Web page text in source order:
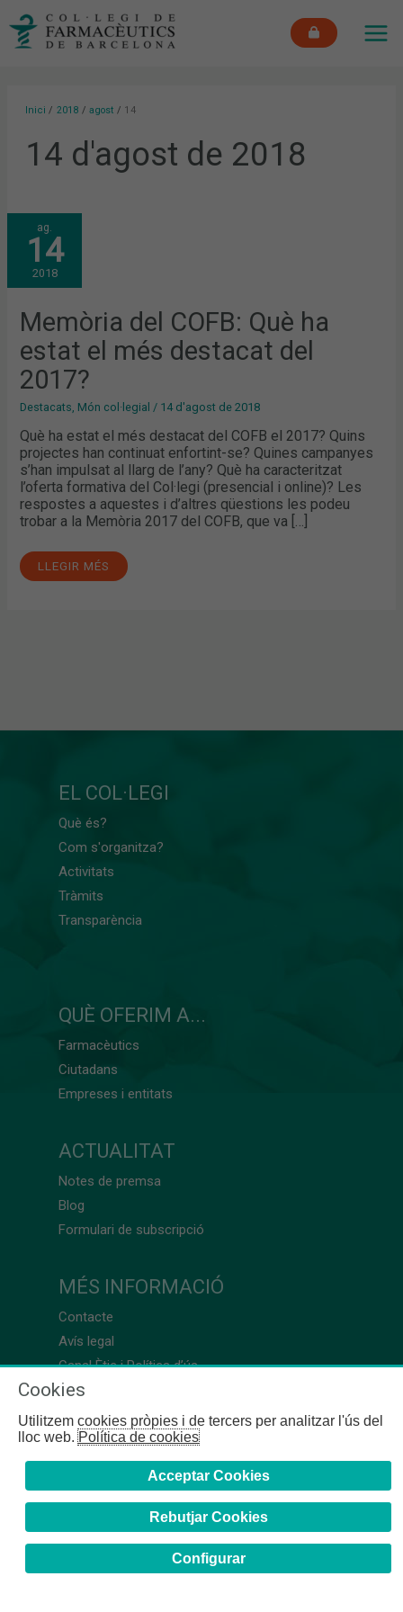
Inici 2018 agost 14
14 d'agost de 2018
ag.
14
2018
Memòria del COFB: Què ha
estat el més destacat del
2017?
Destacats Món col·legial / 14 d'agost de 2018
Què ha estat el més destacat del COFB el 2017? Quins
projectes han continuat enfortint-se? Quines campanyes
s’han impulsat al llarg de l’any? Què ha caracteritzat
l’oferta formativa del Col·legi (presencial i online)? Les
respostes a aquestes i d’altres qüestions les podeu
trobar a la Memòria 2017 del COFB, que va […]
MEMÒRIA
DEL
COFB:
QUÈ
HA
ESTAT
EL
DESTACAT
DEL
2017?
LLEGIR MÉS
EL COL·LEGI
Què és?
Com s'organitza?
Activitats
Tràmits
Transparència
QUÈ OFERIM A...
Farmacèutics
Ciutadans
Empreses i entitats
ACTUALITAT
Notes de premsa
Blog
Formulari de subscripció
MÉS INFORMACIÓ
Contacte
Avís legal
Canal Ètic i Política d’ús
Cookies
Utilitzem cookies pròpies i de tercers per analitzar l'ús del
lloc web.Política de cookies
Acceptar Cookies
Rebutjar Cookies
Configurar